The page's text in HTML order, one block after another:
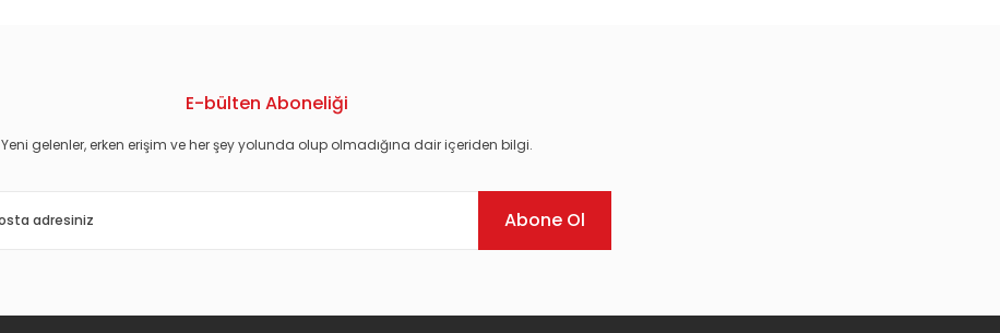
E-bülten Aboneliği
Yeni gelenler, erken erişim ve her şey yolunda olup olmadığına dair içeriden bilgi.
Abone Ol